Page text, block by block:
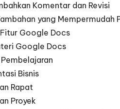
Komentar dan Revisi
yang Mempermudah
Google Docs
Google Docs
Bisnis
Rapat
Proyek